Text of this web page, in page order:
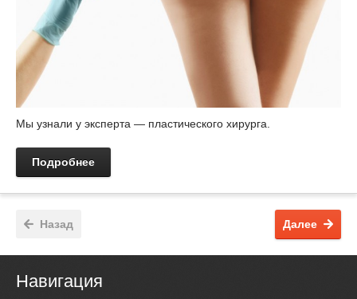
Мы узнали у эксперта — пластического хирурга.
Подробнее
Далее
Назад
Навигация